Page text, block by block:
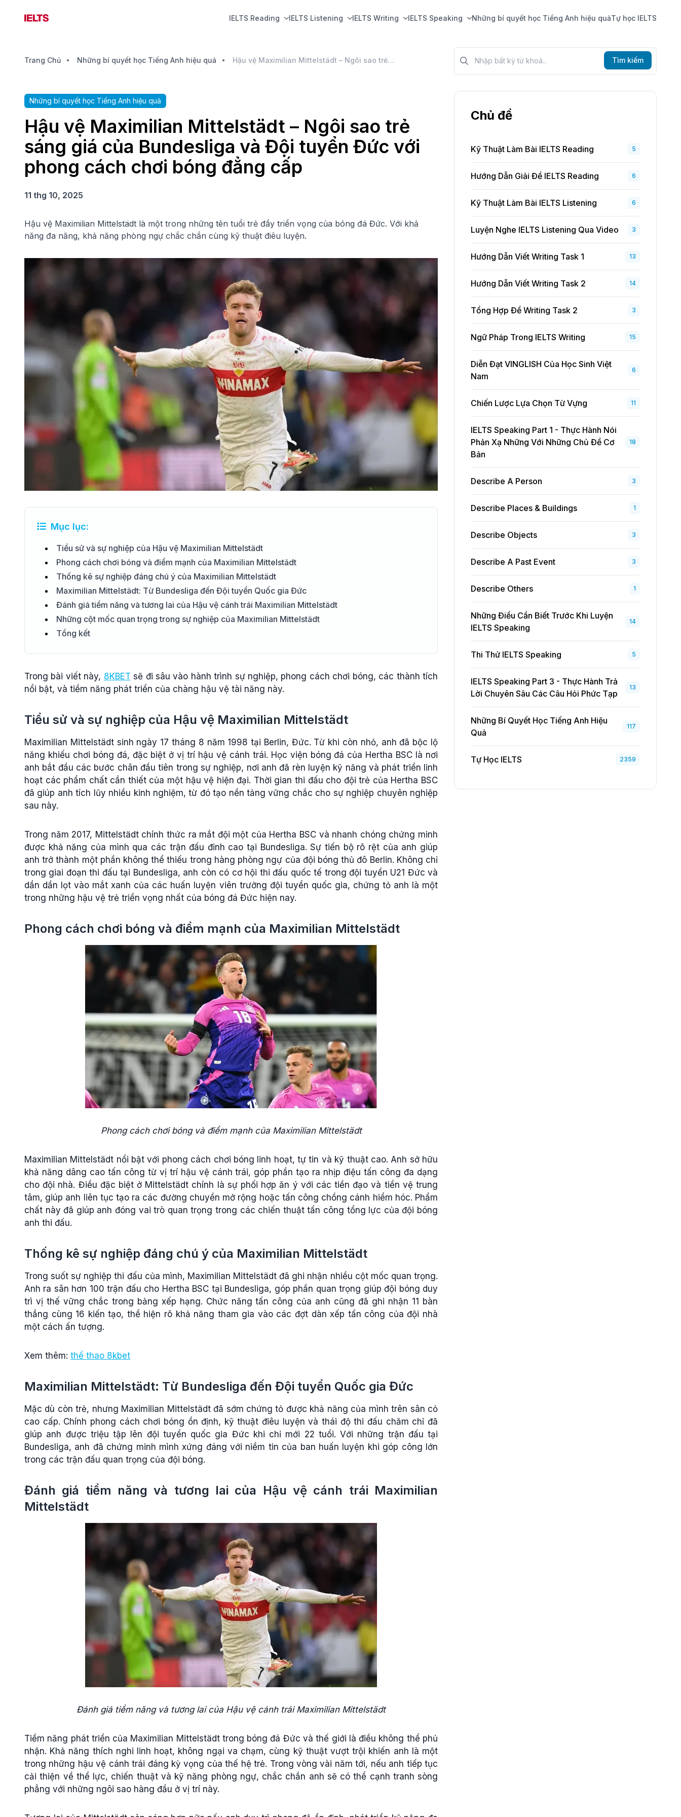
IELTS Reading IELTS Listening IELTS Writing IELTS Speaking Những bí quyết học Tiếng Anh hiệu quảTự học IELTS
Trang Chủ Những bí quyết học Tiếng Anh hiệu quả Hậu vệ Maximilian Mittelstädt – Ngôi sao trẻ sáng giá của Bundesliga và Đội tuyển Đức với phong cách chơi bóng đẳng cấp
Những bí quyết học Tiếng Anh hiệu quả
Hậu vệ Maximilian Mittelstädt – Ngôi sao trẻ
sáng giá của Bundesliga và Đội tuyển Đức với
phong cách chơi bóng đẳng cấp
11 thg 10, 2025
Hậu vệ Maximilian Mittelstädt là một trong những tên tuổi trẻ đầy triển vọng của bóng đá Đức. Với khả
năng đa năng, khả năng phòng ngự chắc chắn cùng kỹ thuật điêu luyện.
Mục lục:
Tiểu sử và sự nghiệp của Hậu vệ Maximilian Mittelstädt
Phong cách chơi bóng và điểm mạnh của Maximilian Mittelstädt
Thống kê sự nghiệp đáng chú ý của Maximilian Mittelstädt
Maximilian Mittelstädt: Từ Bundesliga đến Đội tuyển Quốc gia Đức
Đánh giá tiềm năng và tương lai của Hậu vệ cánh trái Maximilian Mittelstädt
Những cột mốc quan trọng trong sự nghiệp của Maximilian Mittelstädt
Tổng kết
Trong bài viết này, 8KBET sẽ đi sâu vào hành trình sự nghiệp, phong cách chơi bóng, các thành tích
nổi bật, và tiềm năng phát triển của chàng hậu vệ tài năng này.
Tiểu sử và sự nghiệp của Hậu vệ Maximilian Mittelstädt
Maximilian Mittelstädt sinh ngày 17 tháng 8 năm 1998 tại Berlin, Đức. Từ khi còn nhỏ, anh đã bộc lộ
năng khiếu chơi bóng đá, đặc biệt ở vị trí hậu vệ cánh trái. Học viện bóng đá của Hertha BSC là nơi
anh bắt đầu các bước chân đầu tiên trong sự nghiệp, nơi anh đã rèn luyện kỹ năng và phát triển linh
hoạt các phẩm chất cần thiết của một hậu vệ hiện đại. Thời gian thi đấu cho đội trẻ của Hertha BSC
đã giúp anh tích lũy nhiều kinh nghiệm, từ đó tạo nền tảng vững chắc cho sự nghiệp chuyên nghiệp
sau này.
Trong năm 2017, Mittelstädt chính thức ra mắt đội một của Hertha BSC và nhanh chóng chứng minh
được khả năng của mình qua các trận đấu đỉnh cao tại Bundesliga. Sự tiến bộ rõ rệt của anh giúp
anh trở thành một phần không thể thiếu trong hàng phòng ngự của đội bóng thủ đô Berlin. Không chỉ
trong giai đoạn thi đấu tại Bundesliga, anh còn có cơ hội thi đấu quốc tế trong đội tuyển U21 Đức và
dần dần lọt vào mắt xanh của các huấn luyện viên trưởng đội tuyển quốc gia, chứng tỏ anh là một
trong những hậu vệ trẻ triển vọng nhất của bóng đá Đức hiện nay.
Phong cách chơi bóng và điểm mạnh của Maximilian Mittelstädt
Phong cách chơi bóng và điểm mạnh của Maximilian Mittelstädt
Maximilian Mittelstädt nổi bật với phong cách chơi bóng linh hoạt, tự tin và kỹ thuật cao. Anh sở hữu
khả năng dâng cao tấn công từ vị trí hậu vệ cánh trái, góp phần tạo ra nhịp điệu tấn công đa dạng
cho đội nhà. Điều đặc biệt ở Mittelstädt chính là sự phối hợp ăn ý với các tiền đạo và tiền vệ trung
tâm, giúp anh liên tục tạo ra các đường chuyền mở rộng hoặc tấn công chồng cánh hiểm hóc. Phẩm
chất này đã giúp anh đóng vai trò quan trọng trong các chiến thuật tấn công tổng lực của đội bóng
anh thi đấu.
Thống kê sự nghiệp đáng chú ý của Maximilian Mittelstädt
Trong suốt sự nghiệp thi đấu của mình, Maximilian Mittelstädt đã ghi nhận nhiều cột mốc quan trọng.
Anh ra sân hơn 100 trận đấu cho Hertha BSC tại Bundesliga, góp phần quan trọng giúp đội bóng duy
trì vị thế vững chắc trong bảng xếp hạng. Chức năng tấn công của anh cũng đã ghi nhận 11 bàn
thắng cùng 16 kiến tạo, thể hiện rõ khả năng tham gia vào các đợt dàn xếp tấn công của đội nhà
một cách ấn tượng.
Xem thêm: thể thao 8kbet
Maximilian Mittelstädt: Từ Bundesliga đến Đội tuyển Quốc gia Đức
Mặc dù còn trẻ, nhưng Maximilian Mittelstädt đã sớm chứng tỏ được khả năng của mình trên sân cỏ
cao cấp. Chính phong cách chơi bóng ổn định, kỹ thuật điêu luyện và thái độ thi đấu chăm chỉ đã
giúp anh được triệu tập lên đội tuyển quốc gia Đức khi chỉ mới 22 tuổi. Với những trận đấu tại
Bundesliga, anh đã chứng minh mình xứng đáng với niềm tin của ban huấn luyện khi góp công lớn
trong các trận đấu quan trọng của đội bóng.
Đánh giá tiềm năng và tương lai của Hậu vệ cánh trái Maximilian
Mittelstädt
Đánh giá tiềm năng và tương lai của Hậu vệ cánh trái Maximilian Mittelstädt
Tiềm năng phát triển của Maximilian Mittelstädt trong bóng đá Đức và thế giới là điều không thể phủ
nhận. Khả năng thích nghi linh hoạt, không ngại va chạm, cùng kỹ thuật vượt trội khiến anh là một
trong những hậu vệ cánh trái đáng kỳ vọng của thế hệ trẻ. Trong vòng vài năm tới, nếu anh tiếp tục
cải thiện về thể lực, chiến thuật và kỹ năng phòng ngự, chắc chắn anh sẽ có thể cạnh tranh sòng
phẳng với những ngôi sao hàng đầu ở vị trí này.
Tìm kiếm?>
Tìm kiếm
Chủ đề
Kỹ Thuật Làm Bài IELTS Reading 5
Hướng Dẫn Giải Đề IELTS Reading 6
Kỹ Thuật Làm Bài IELTS Listening 6
Luyện Nghe IELTS Listening Qua Video 3
Hướng Dẫn Viết Writing Task 1 13
Hướng Dẫn Viết Writing Task 2 14
Tổng Hợp Đề Writing Task 2 3
Ngữ Pháp Trong IELTS Writing 15
Diễn Đạt VINGLISH Của Học Sinh Việt
Nam
6
Chiến Lược Lựa Chọn Từ Vựng 11
IELTS Speaking Part 1 - Thực Hành Nói
Phản Xạ Những Với Những Chủ Đề Cơ
Bản
18
Describe A Person 3
Describe Places & Buildings 1
Describe Objects 3
Describe A Past Event 3
Describe Others 1
Những Điều Cần Biết Trước Khi Luyện
IELTS Speaking
14
Thi Thử IELTS Speaking 5
IELTS Speaking Part 3 - Thực Hành Trả
Lời Chuyên Sâu Các Câu Hỏi Phức Tạp
13
Những Bí Quyết Học Tiếng Anh Hiệu
Quả
117
Tự Học IELTS 2359